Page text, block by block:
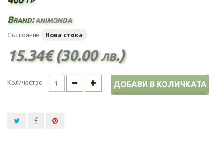
Brand:animonda
Състояние Нова стока
15.34€ (30.00 лв.)
Количество ДОБАВИ В КОЛИЧКАТА